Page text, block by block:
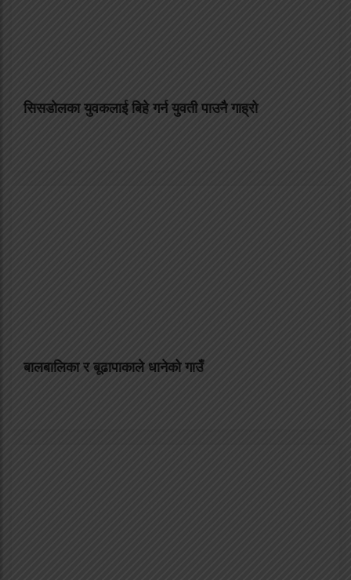
सिसडाेलका युवकलाई बिहे गर्न युवती पाउनै गाह्राे
बालबालिका र बूढापाकाले धानेको गाउँ